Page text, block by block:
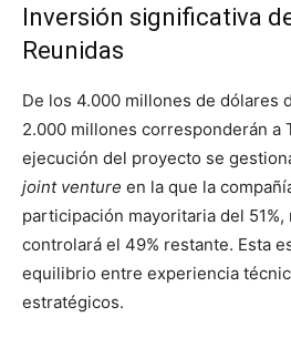
Inversión significativa
Reunidas
De los 4.000 millones de dólares
2.000 millones corresponderán a
ejecución del proyecto se
joint venture en la que la
participación mayoritaria del
controlará el 49% restante. Esta
equilibrio entre experiencia
estratégicos.